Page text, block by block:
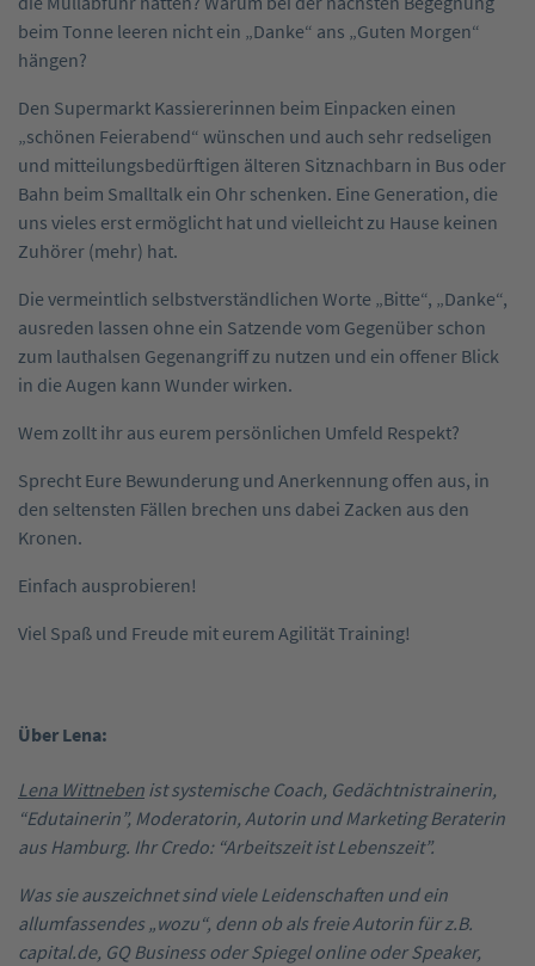
beim Tonne leeren nicht ein „Danke“ ans „Guten Morgen“
hängen?
Den Supermarkt Kassiererinnen beim Einpacken einen
„schönen Feierabend“ wünschen und auch sehr redseligen
und mitteilungsbedürftigen älteren Sitznachbarn in Bus oder
Bahn beim Smalltalk ein Ohr schenken. Eine Generation, die
uns vieles erst ermöglicht hat und vielleicht zu Hause keinen
Zuhörer (mehr) hat.
Die vermeintlich selbstverständlichen Worte „Bitte“, „Danke“,
ausreden lassen ohne ein Satzende vom Gegenüber schon
zum lauthalsen Gegenangriff zu nutzen und ein offener Blick
in die Augen kann Wunder wirken.
Wem zollt ihr aus eurem persönlichen Umfeld Respekt?
Sprecht Eure Bewunderung und Anerkennung offen aus, in
den seltensten Fällen brechen uns dabei Zacken aus den
Kronen.
Einfach ausprobieren!
Viel Spaß und Freude mit eurem Agilität Training!
Über Lena:
Lena Wittneben ist systemische Coach, Gedächtnistrainerin,
“Edutainerin”, Moderatorin, Autorin und Marketing Beraterin
aus Hamburg. Ihr Credo: “Arbeitszeit ist Lebenszeit”.
Was sie auszeichnet sind viele Leidenschaften und ein
allumfassendes „wozu“, denn ob als freie Autorin für z.B.
capital.de, GQ Business oder Spiegel online oder Speaker,